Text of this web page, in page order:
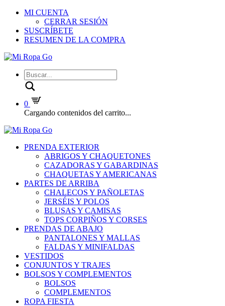
MI CUENTA
CERRAR SESIÓN
SUSCRÍBETE
RESUMEN DE LA COMPRA
0
Cargando contenidos del carrito...
PRENDA EXTERIOR
ABRIGOS Y CHAQUETONES
CAZADORAS Y GABARDINAS
CHAQUETAS Y AMERICANAS
PARTES DE ARRIBA
CHALECOS Y PAÑOLETAS
JERSÉIS Y POLOS
BLUSAS Y CAMISAS
TOPS CORPIÑOS Y CORSES
PRENDAS DE ABAJO
PANTALONES Y MALLAS
FALDAS Y MINIFALDAS
VESTIDOS
CONJUNTOS Y TRAJES
BOLSOS Y COMPLEMENTOS
BOLSOS
COMPLEMENTOS
ROPA FIESTA